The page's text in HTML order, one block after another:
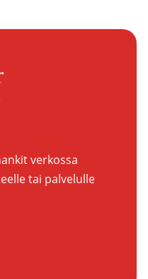
verkossa
tai palvelulle